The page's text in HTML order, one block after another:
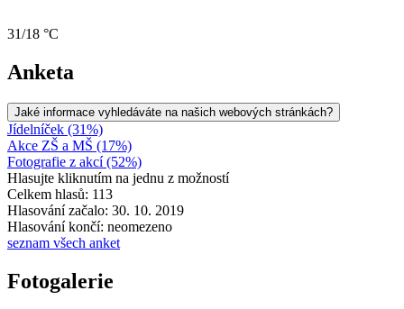
31/18 °C
Anketa
Jaké informace vyhledáváte na našich webových stránkách?
Jídelníček (31%)
Akce ZŠ a MŠ (17%)
Fotografie z akcí (52%)
Hlasujte kliknutím na jednu z možností
Celkem hlasů: 113
Hlasování začalo: 30. 10. 2019
Hlasování končí: neomezeno
seznam všech anket
Fotogalerie